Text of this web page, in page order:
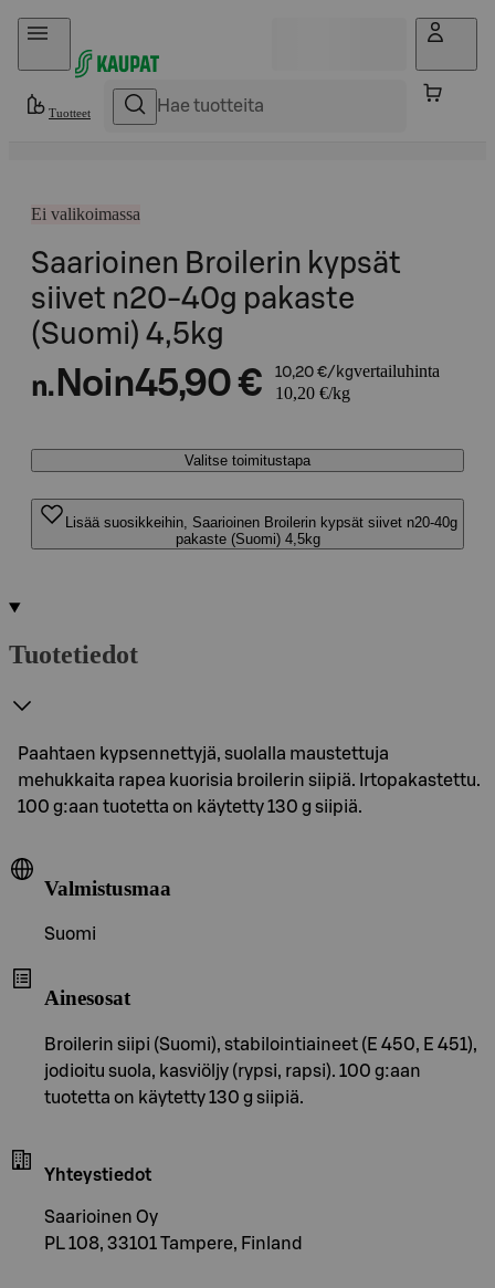
Hyppää sisältöön
Tuotteet
Ei valikoimassa
Saarioinen Broilerin kypsät
siivet n20-40g pakaste
(Suomi) 4,5kg
n. Noin45,90 € 10,20 €/kgvertailuhinta
10,20 €/kg
Valitse toimitustapa
Lisää suosikkeihin, Saarioinen Broilerin kypsät siivet n20-40g
pakaste (Suomi) 4,5kg
Tuotetiedot
Paahtaen kypsennettyjä, suolalla maustettuja
mehukkaita rapea kuorisia broilerin siipiä. Irtopakastettu.
100 g:aan tuotetta on käytetty 130 g siipiä.
Valmistusmaa
Suomi
Ainesosat
Broilerin siipi (Suomi), stabilointiaineet (E 450, E 451),
jodioitu suola, kasviöljy (rypsi, rapsi). 100 g:aan
tuotetta on käytetty 130 g siipiä.
Yhteystiedot
Saarioinen Oy
PL 108, 33101 Tampere, Finland